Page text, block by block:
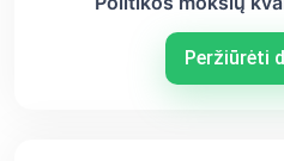
Peržiūrėti